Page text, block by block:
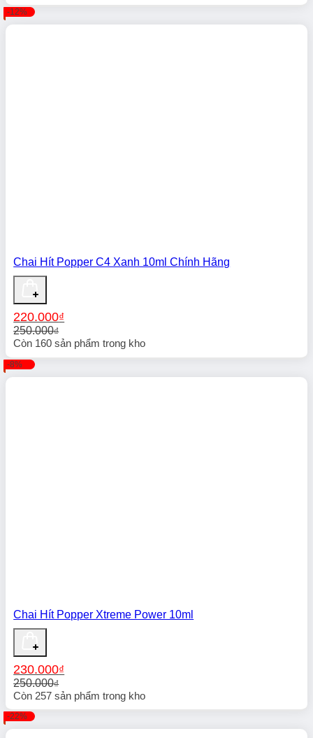
là:
450.000₫.
tại
là:
-12%
Chai Hít Popper C4 Xanh 10ml Chính Hãng
250.000₫
Giá
là:
250.000₫.
220.000₫
Giá
tại
là:
Còn 160 sản phẩm trong kho
-8%
Chai Hít Popper Xtreme Power 10ml
250.000₫
Giá
là:
250.000₫.
230.000₫
Giá
tại
là:
Còn 257 sản phẩm trong kho
-22%